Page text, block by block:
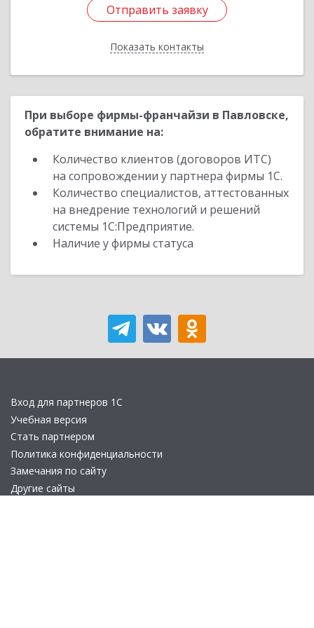
Отправить заявку
Показать контакты
Отправить заявку
Назад
При выборе фирмы-франчайзи в Павловске,
обратите внимание на:
Количество клиентов (договоров ИТС)
на сопровождении у партнера фирмы 1С.
Количество специалистов, аттестованных
на внедрение технологий и решений
системы 1С:Предприятие.
Наличие у фирмы статуса
Вход для партнеров 1С
Учебная версия
Стать партнером
Политика конфиденциальности
Замечания по сайту
Другие сайты